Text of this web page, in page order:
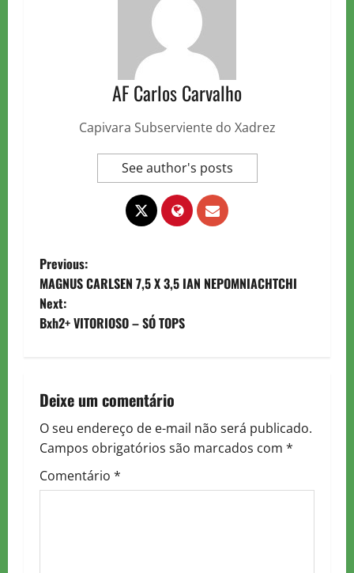
AF Carlos Carvalho
Capivara Subserviente do Xadrez
See author's posts
P
o
s
n
a
v
i
Previous:
MAGNUS CARLSEN 7,5 X 3,5 IAN NEPOMNIACHTCHI
Next:
Bxh2+ VITORIOSO – SÓ TOPS
Deixe um comentário
O seu endereço de e-mail não será publicado.
Campos obrigatórios são marcados com *
Comentário *